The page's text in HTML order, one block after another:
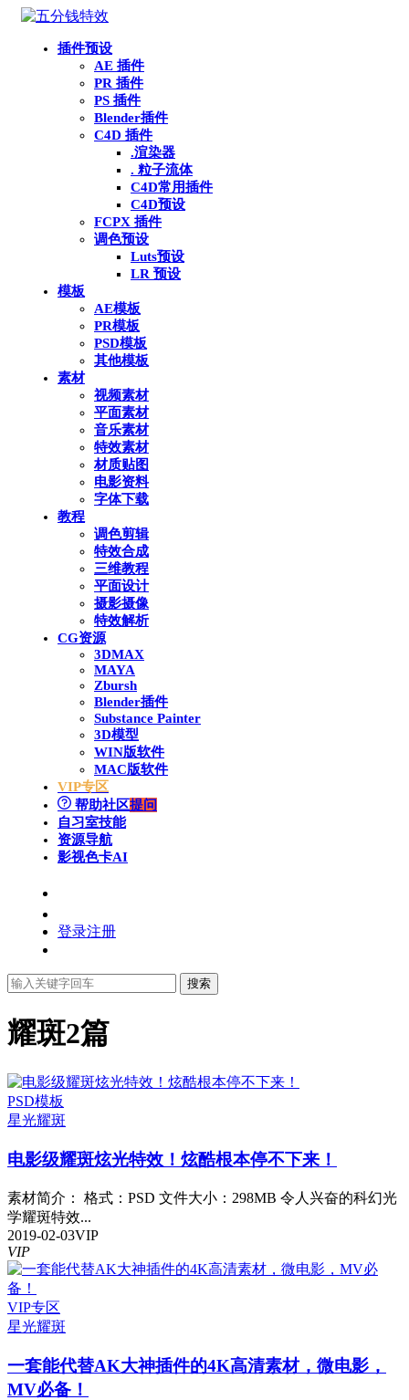
插件预设
AE 插件
PR 插件
PS 插件
Blender插件
C4D 插件
.渲染器
. 粒子流体
C4D常用插件
C4D预设
FCPX 插件
调色预设
Luts预设
LR 预设
模板
AE模板
PR模板
PSD模板
其他模板
素材
视频素材
平面素材
音乐素材
特效素材
材质贴图
电影资料
字体下载
教程
调色剪辑
特效合成
三维教程
平面设计
摄影摄像
特效解析
CG资源
3DMAX
MAYA
Zbursh
Blender插件
Substance Painter
3D模型
WIN版软件
MAC版软件
VIP专区
帮助社区提问
自习室技能
资源导航
影视色卡AI
登录注册
搜索
耀斑2篇
PSD模板
星光耀斑
电影级耀斑炫光特效！炫酷根本停不下来！
素材简介： 格式：PSD 文件大小：298MB 令人兴奋的科幻光
学耀斑特效...
2019-02-03VIP
VIP
VIP专区
星光耀斑
一套能代替AK大神插件的4K高清素材，微电影，
MV必备！